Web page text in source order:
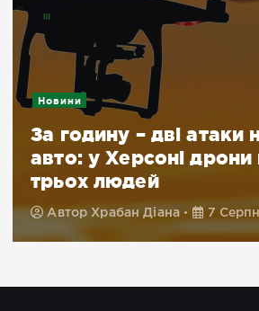
Новини
За годину – дві атаки
авто: у Херсоні
трьох людей
Автор Храбан Діана 7